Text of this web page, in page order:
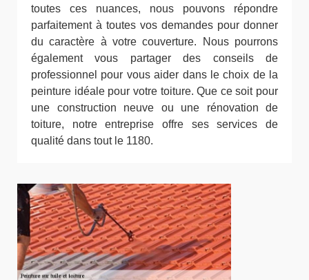
toutes ces nuances, nous pouvons répondre
parfaitement à toutes vos demandes pour donner
du caractère à votre couverture. Nous pourrons
également vous partager des conseils de
professionnel pour vous aider dans le choix de la
peinture idéale pour votre toiture. Que ce soit pour
une construction neuve ou une rénovation de
toiture, notre entreprise offre ses services de
qualité dans tout le 1180.